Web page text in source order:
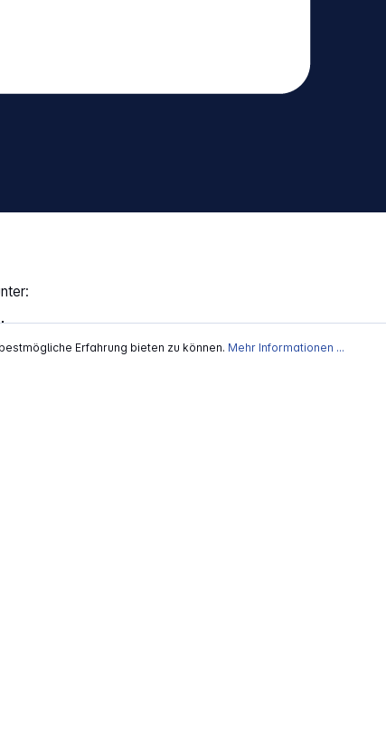
Erfahrung bieten zu können. Mehr Informationen ...